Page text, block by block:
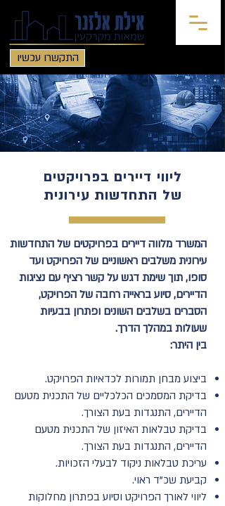
התקשרו עכשיו
ליווי דיירים בפרויקטים
של התחדשות עירונית
המשרד מלווה דיירים בפרויקטים של התחדשות
עירונית משלבים ראשוניים של הפרויקט ועד
סופו, תוך שימת דגש על קשר רציף עם נציגות
הדיירים, סיוע בראייה רחבה של הפרויקט,
הסברים בשלבים השונים ופתרון בבעיות
שעולות במהלך הדרך.
בין היתר:
ביצוע מבחן תמורות לכדאיות הפרויקט.
בדיקת המסמכים הכלכליים של התכנית מטעם
הדיירים, התנגדות בעת הצורך.
בדיקת טבלאות האיזון של התכנית מטעם
הדיירים, התנגדות בעת הצורך.
עריכת טבלאות ניקוד לבעלי הזכויות.
קביעת שכ"ד ראוי.
ליווי לאורך הפרויקט וסיוע בפתרון מחלוקות